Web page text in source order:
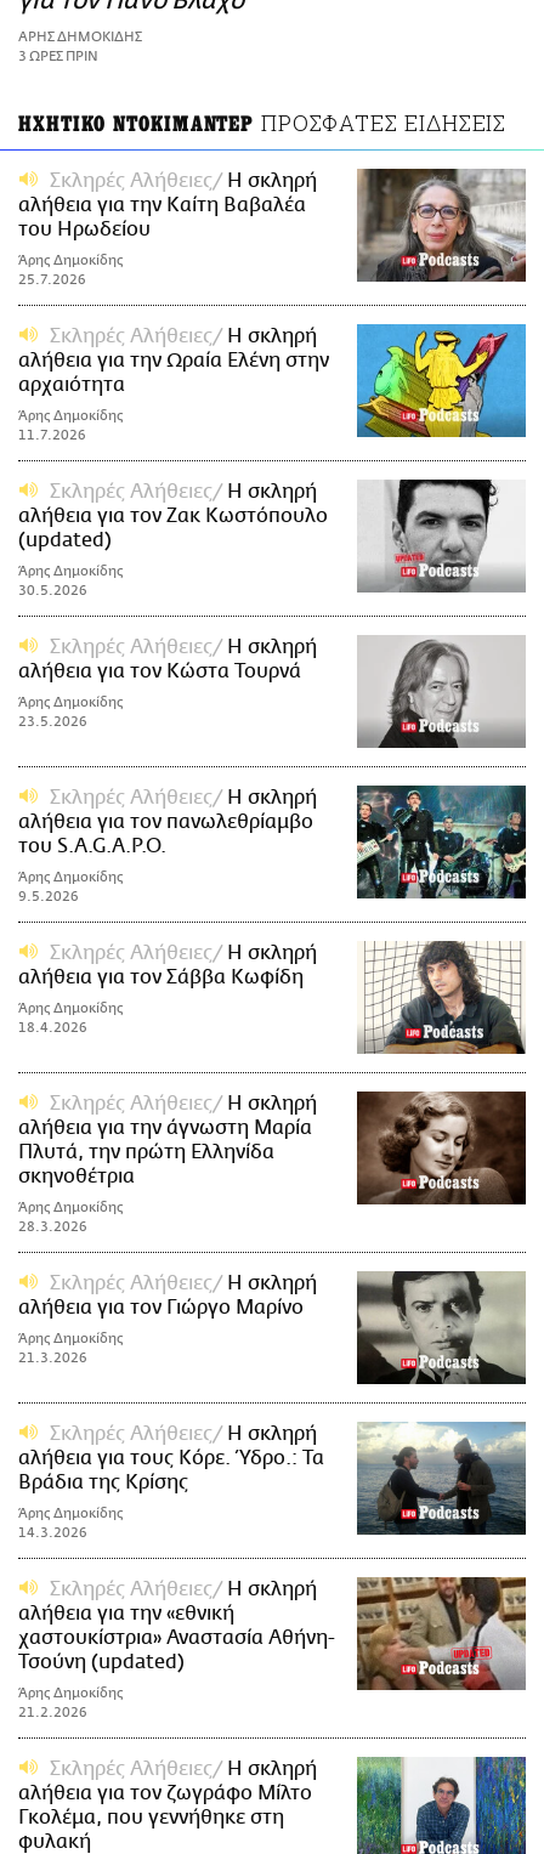
ΑΜΠΑ
PRINT
ΑΡΗΣ ΔΗΜΟΚΙΔΗΣ
3 ΩΡΕΣ ΠΡΙΝ
ΗΧΗΤΙΚΟ ΝΤΟΚΙΜΑΝΤΕΡ ΠΡΟΣΦΑΤΕΣ ΕΙΔΗΣΕΙΣ
Σκληρές Αλήθειες
Η σκληρή
αλήθεια για την Καίτη Βαβαλέα
του Ηρωδείου
Άρης Δημοκίδης
25.7.2026
Σκληρές Αλήθειες
Η σκληρή
αλήθεια για την Ωραία Ελένη στην
αρχαιότητα
Άρης Δημοκίδης
11.7.2026
Σκληρές Αλήθειες
H σκληρή
αλήθεια για τον Ζακ Κωστόπουλο
(updated)
Άρης Δημοκίδης
30.5.2026
Σκληρές Αλήθειες
H σκληρή
αλήθεια για τον Κώστα Τουρνά
Άρης Δημοκίδης
23.5.2026
Σκληρές Αλήθειες
H σκληρή
αλήθεια για τον πανωλεθρίαμβο
του S.A.G.A.P.O.
Άρης Δημοκίδης
9.5.2026
Σκληρές Αλήθειες
Η σκληρή
αλήθεια για τον Σάββα Κωφίδη
Άρης Δημοκίδης
18.4.2026
Σκληρές Αλήθειες
Η σκληρή
αλήθεια για την άγνωστη Μαρία
Πλυτά, την πρώτη Ελληνίδα
σκηνοθέτρια
Άρης Δημοκίδης
28.3.2026
Σκληρές Αλήθειες
H σκληρή
αλήθεια για τον Γιώργο Μαρίνο
Άρης Δημοκίδης
21.3.2026
Σκληρές Αλήθειες
Η σκληρή
αλήθεια για τους Κόρε. Ύδρο.: Τα
Βράδια της Κρίσης
Άρης Δημοκίδης
14.3.2026
Σκληρές Αλήθειες
Η σκληρή
αλήθεια για την «εθνική
χαστουκίστρια» Αναστασία Αθήνη-
Τσούνη (updated)
Άρης Δημοκίδης
21.2.2026
Σκληρές Αλήθειες
Η σκληρή
αλήθεια για τον ζωγράφο Μίλτο
Γκολέμα, που γεννήθηκε στη
φυλακή